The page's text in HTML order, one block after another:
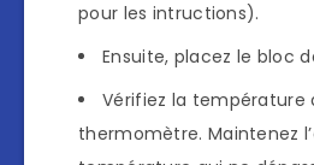
pour les intructions).
Ensuite, placez le bloc
Vérifiez la température
thermomètre. Maintenez